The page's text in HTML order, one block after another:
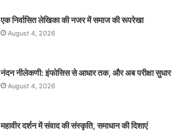
एक निर्वासित लेखिका की नजर में समाज की रूपरेखा
August 4, 2026
नंदन नीलेकणी: इंफोसिस से आधार तक, और अब परीक्षा सुधार
August 4, 2026
महावीर दर्शन में संवाद की संस्कृति, समाधान की दिशाएं